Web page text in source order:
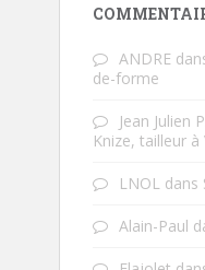
ANDRE
de-forme
Jean Julien
Knize, tailleur à
LNOL dans
Alain-Paul